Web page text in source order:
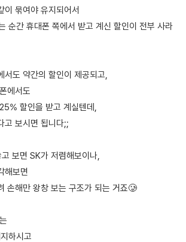
이 묶여야 유지되어서
순간 휴대폰 쪽에서 받고 계신 할인이 전부 사라
서도 약간의 할인이 제공되고,
에서도
할인을 받고 계실텐데,
고 보시면 됩니다;;
보면 SK가 저렴해보이나,
해보면
손해만 왕창 보는 구조가 되는 거죠🥲
하시고